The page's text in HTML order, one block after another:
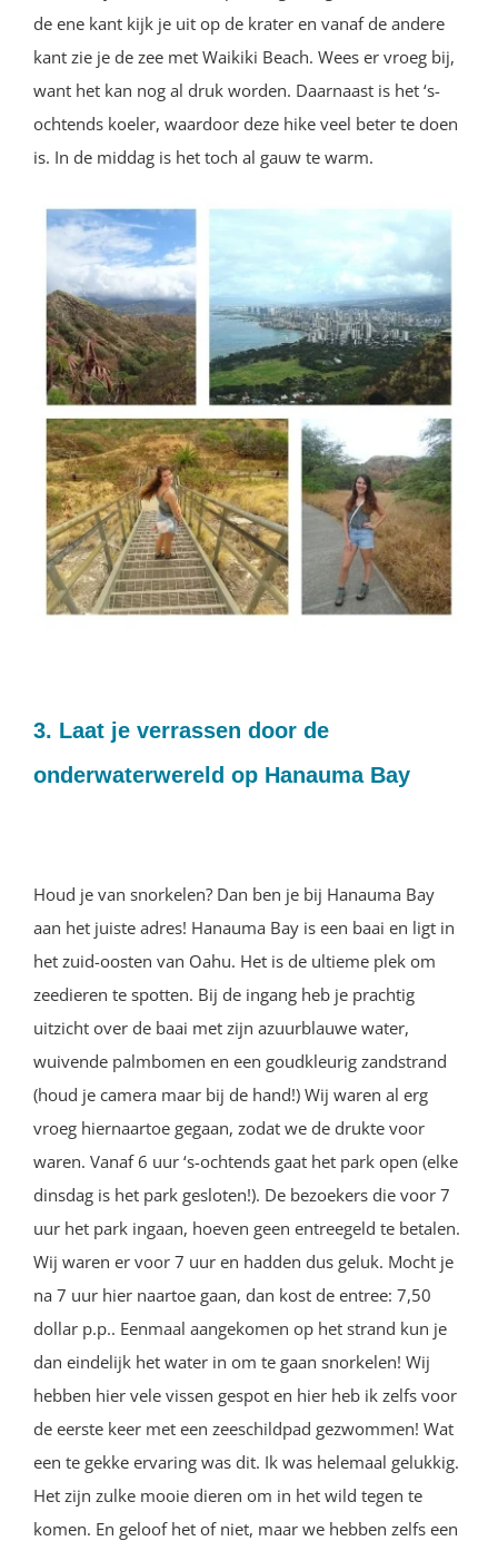
de ene kant kijk je uit op de krater en vanaf de andere
kant zie je de zee met Waikiki Beach. Wees er vroeg bij,
want het kan nog al druk worden. Daarnaast is het ‘s-
ochtends koeler, waardoor deze hike veel beter te doen
is. In de middag is het toch al gauw te warm.
3. Laat je verrassen door de
onderwaterwereld op Hanauma Bay
Houd je van snorkelen? Dan ben je bij Hanauma Bay
aan het juiste adres! Hanauma Bay is een baai en ligt in
het zuid-oosten van Oahu. Het is de ultieme plek om
zeedieren te spotten. Bij de ingang heb je prachtig
uitzicht over de baai met zijn azuurblauwe water,
wuivende palmbomen en een goudkleurig zandstrand
(houd je camera maar bij de hand!) Wij waren al erg
vroeg hiernaartoe gegaan, zodat we de drukte voor
waren. Vanaf 6 uur ‘s-ochtends gaat het park open (elke
dinsdag is het park gesloten!). De bezoekers die voor 7
uur het park ingaan, hoeven geen entreegeld te betalen.
Wij waren er voor 7 uur en hadden dus geluk. Mocht je
na 7 uur hier naartoe gaan, dan kost de entree: 7,50
dollar p.p.. Eenmaal aangekomen op het strand kun je
dan eindelijk het water in om te gaan snorkelen! Wij
hebben hier vele vissen gespot en hier heb ik zelfs voor
de eerste keer met een zeeschildpad gezwommen! Wat
een te gekke ervaring was dit. Ik was helemaal gelukkig.
Het zijn zulke mooie dieren om in het wild tegen te
komen. En geloof het of niet, maar we hebben zelfs een